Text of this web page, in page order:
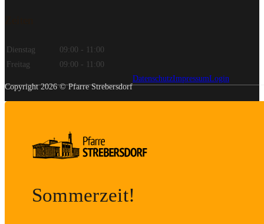
Dienstag
09:00 - 11:00
Freitag
09:00 - 11:00
Copyright 2026 © Pfarre Strebersdorf
DatenschutzImpressumLogin
Sommerzeit!